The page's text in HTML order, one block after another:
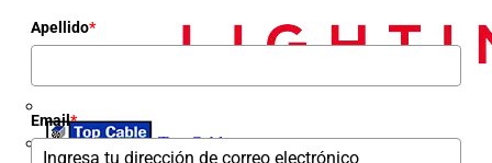
Top Cable
Apellido*
Email*